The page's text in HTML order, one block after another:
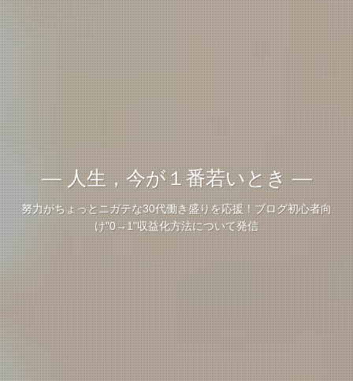
― 人生，今が１番若いとき ―
努力がちょっとニガテな30代働き盛りを応援！ブログ初心者向
け"0→1"収益化方法について発信